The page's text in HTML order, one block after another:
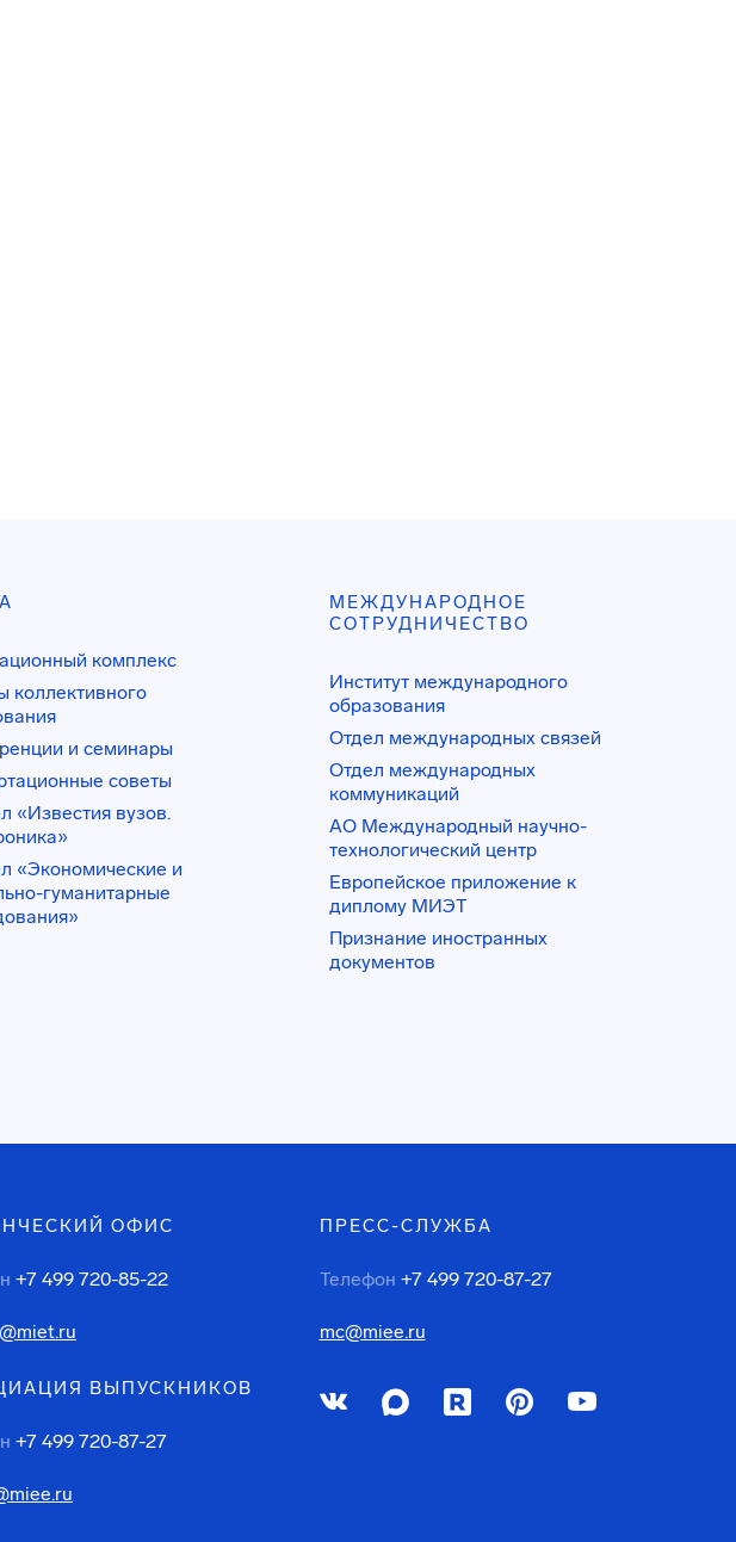
комплекс
коллективного
и семинары
советы
«Известия вузов.
«Экономические и
гуманитарные
МЕЖДУНАРОДНОЕ
СОТРУДНИЧЕСТВО
Институт международного
образования
Отдел международных связей
Отдел международных
коммуникаций
АО Международный научно-
технологический центр
Европейское приложение к
диплому МИЭТ
Признание иностранных
документов
ОФИС
+7 499 720-85-22
ВЫПУСКНИКОВ
+7 499 720-87-27
ПРЕСС-СЛУЖБА
Телефон +7 499 720-87-27
mc@miee.ru